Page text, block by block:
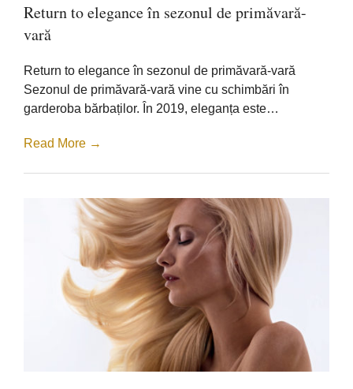
to
primăvară-
vară
Return to elegance în sezonul de primăvară-
vară
Return to elegance în sezonul de primăvară-vară
Sezonul de primăvară-vară vine cu schimbări în
garderoba bărbaților. În 2019, eleganța este…
Read More →